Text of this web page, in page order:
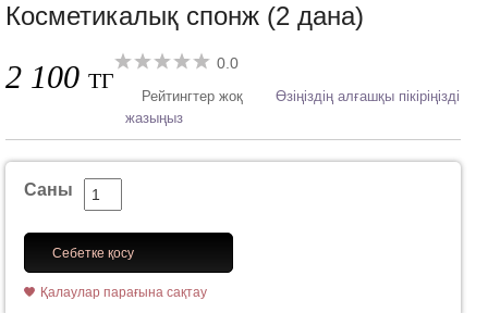
Косметикалық спонж (2 дана)
2 100 ТГ
0.0
Рейтингтер жоқ
Өзіңіздің алғашқы пікіріңізді
жазыңыз
Саны
Себетке қосу
Қалаулар парағына сақтау